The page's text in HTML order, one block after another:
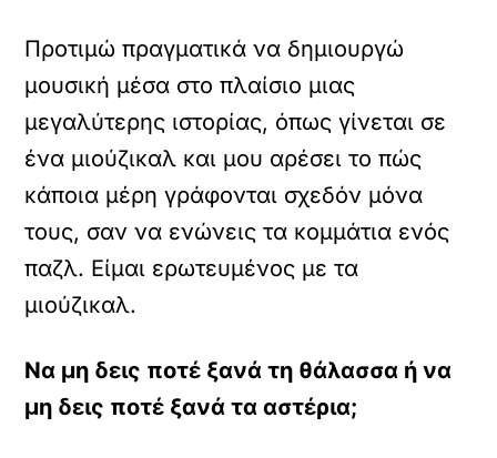
Προτιμώ πραγματικά να δημιουργώ
μουσική μέσα στο πλαίσιο μιας
μεγαλύτερης ιστορίας, όπως γίνεται σε
ένα μιούζικαλ και μου αρέσει το πώς
κάποια μέρη γράφονται σχεδόν μόνα
τους, σαν να ενώνεις τα κομμάτια ενός
παζλ. Είμαι ερωτευμένος με τα
μιούζικαλ.
Να μη δεις ποτέ ξανά τη θάλασσα ή να
μη δεις ποτέ ξανά τα αστέρια;